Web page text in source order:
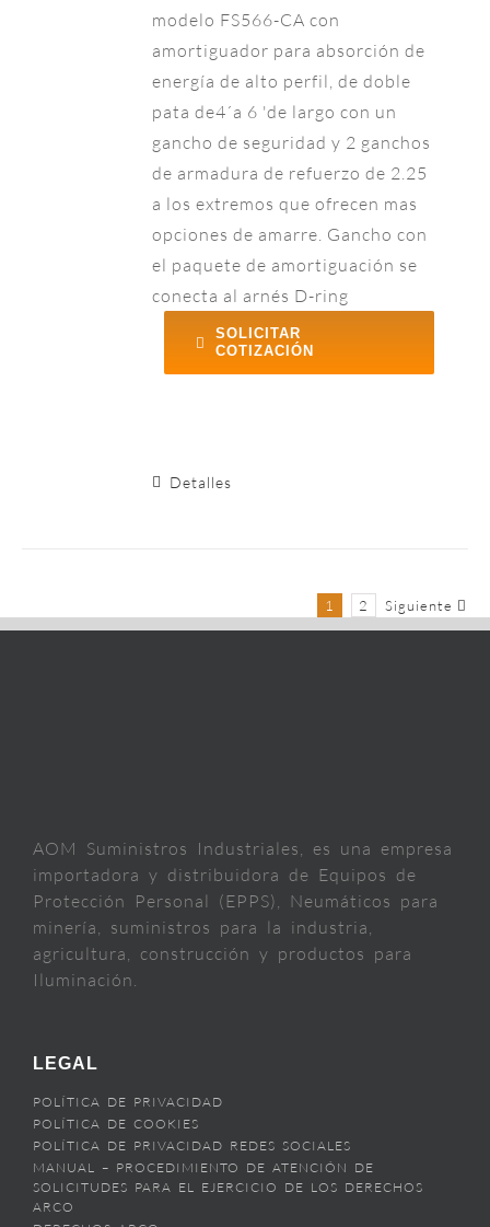
modelo FS566-CA con
amortiguador para absorción de
energía de alto perfil, de doble
pata de4´a 6 'de largo con un
gancho de seguridad y 2 ganchos
de armadura de refuerzo de 2.25
a los extremos que ofrecen mas
opciones de amarre. Gancho con
el paquete de amortiguación se
conecta al arnés D-ring
SOLICITAR
COTIZACIÓN
Detalles
1 2 Siguiente
AOM Suministros Industriales, es una empresa
importadora y distribuidora de Equipos de
Protección Personal (EPPS), Neumáticos para
minería, suministros para la industria,
agricultura, construcción y productos para
Iluminación.
LEGAL
POLÍTICA DE PRIVACIDAD
POLÍTICA DE COOKIES
POLÍTICA DE PRIVACIDAD REDES SOCIALES
MANUAL – PROCEDIMIENTO DE ATENCIÓN DE
SOLICITUDES PARA EL EJERCICIO DE LOS DERECHOS
ARCO